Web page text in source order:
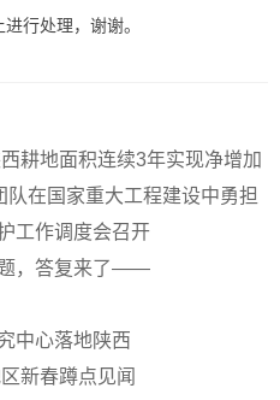
行处理，谢谢。
耕地面积连续3年实现净增加
在国家重大工程建设中勇担
工作调度会召开
题，答复来了——
中心落地陕西
新春蹲点见闻